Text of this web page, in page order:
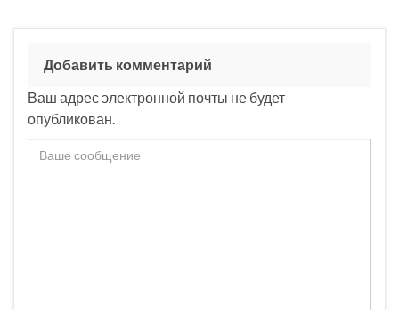
Добавить комментарий
Ваш адрес электронной почты не будет
опубликован.